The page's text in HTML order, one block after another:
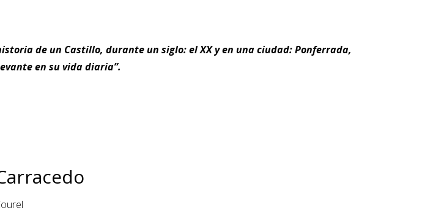
de un Castillo, durante un siglo: el XX y en una ciudad: Ponferrada,
en su vida diaria”.